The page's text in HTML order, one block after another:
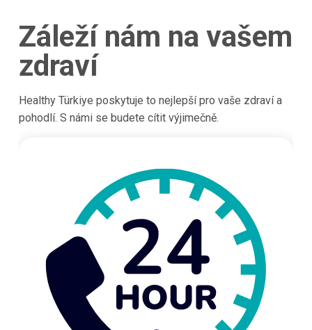
Záleží nám na vašem
zdraví
Healthy Türkiye poskytuje to nejlepší pro vaše zdraví a
pohodlí. S námi se budete cítit výjimečně.